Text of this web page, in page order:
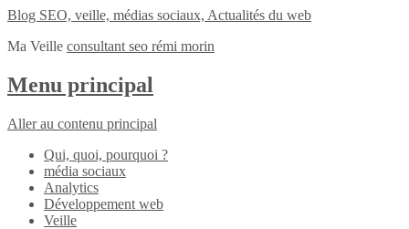
Blog SEO, veille, médias sociaux, Actualités du web
Ma Veille consultant seo rémi morin
Menu principal
Aller au contenu principal
Qui, quoi, pourquoi ?
média sociaux
Analytics
Développement web
Veille